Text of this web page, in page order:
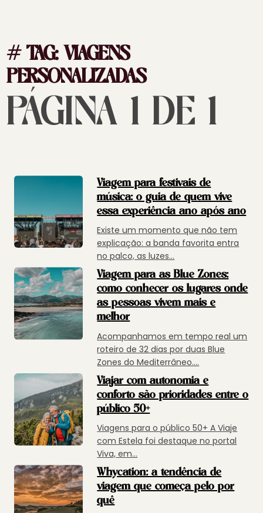
# TAG:VIAGENS
PERSONALIZADAS
PÁGINA 1 DE 1
Viagem para festivais de
música: o guia de quem vive
essa experiência ano após ano
Existe um momento que não tem
explicação: a banda favorita entra
no palco, as luzes...
Viagem para as Blue Zones:
como conhecer os lugares onde
as pessoas vivem mais e
melhor
Acompanhamos em tempo real um
roteiro de 32 dias por duas Blue
Zones do Mediterrâneo....
Viajar com autonomia e
conforto são prioridades entre o
público 50+
Viagens para o público 50+ A Viaje
com Estela foi destaque no portal
Viva, em...
Whycation: a tendência de
viagem que começa pelo por
quê